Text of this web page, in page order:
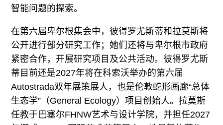
智能问题的探索。
在第六届卑尔根集会中，彼得罗尤斯蒂和拉莫斯将
公开进行部分研究工作；她们还将与卑尔根市政府
紧密合作，开展研究项目及公共活动。彼得罗尤斯
蒂目前还是2027年将在科索沃举办的第六届
Autostrada双年展策展人，也是伦敦蛇形画廊“总体
生态学”（General Ecology）项目创始人。拉莫斯
任教于巴塞尔FHNW艺术与设计学院，并担任2027